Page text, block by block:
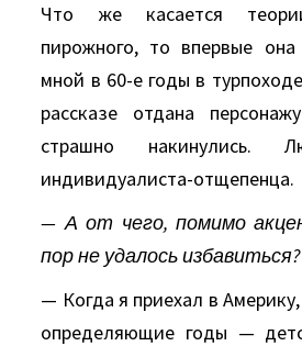
Что же касается
пирожного, то впервые
мной в 60-е годы в
рассказе отдана
страшно накинулись.
индивидуалиста-отщепенца.
— А от чего, помимо
пор не удалось избавиться?
— Когда я приехал в
определяющие годы —